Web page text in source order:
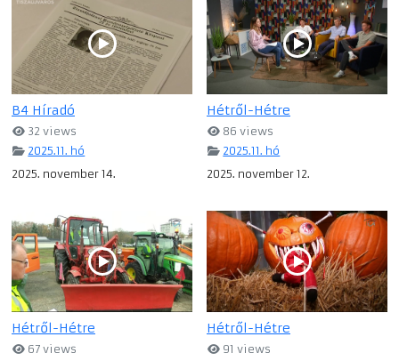
B4 Híradó
32 views
2025.11. hó
2025. november 14.
Hétről-Hétre
86 views
2025.11. hó
2025. november 12.
Hétről-Hétre
67 views
Hétről-Hétre
91 views